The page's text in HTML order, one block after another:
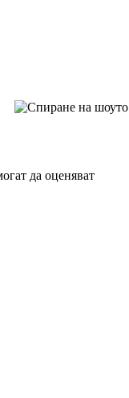
да оценяват